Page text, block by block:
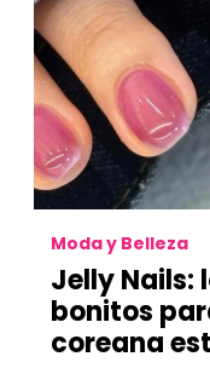
Moda y Belleza
Jelly Nails:
bonitos
coreana